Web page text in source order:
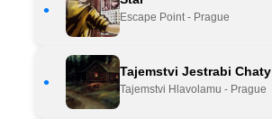
• Escape Point - Prague
•
Tajemstvi Jestrabi Chaty
Tajemstvi Hlavolamu - Prague